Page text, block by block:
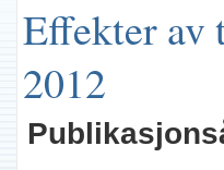
Effekter av
2012